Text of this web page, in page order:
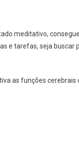
meditativo,
e tarefas, seja buscar
as funções